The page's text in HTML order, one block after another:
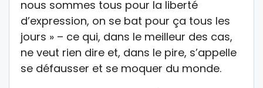
nous sommes tous pour la liberté
d’expression, on se bat pour ça tous les
jours » – ce qui, dans le meilleur des cas,
ne veut rien dire et, dans le pire, s’appelle
se défausser et se moquer du monde.